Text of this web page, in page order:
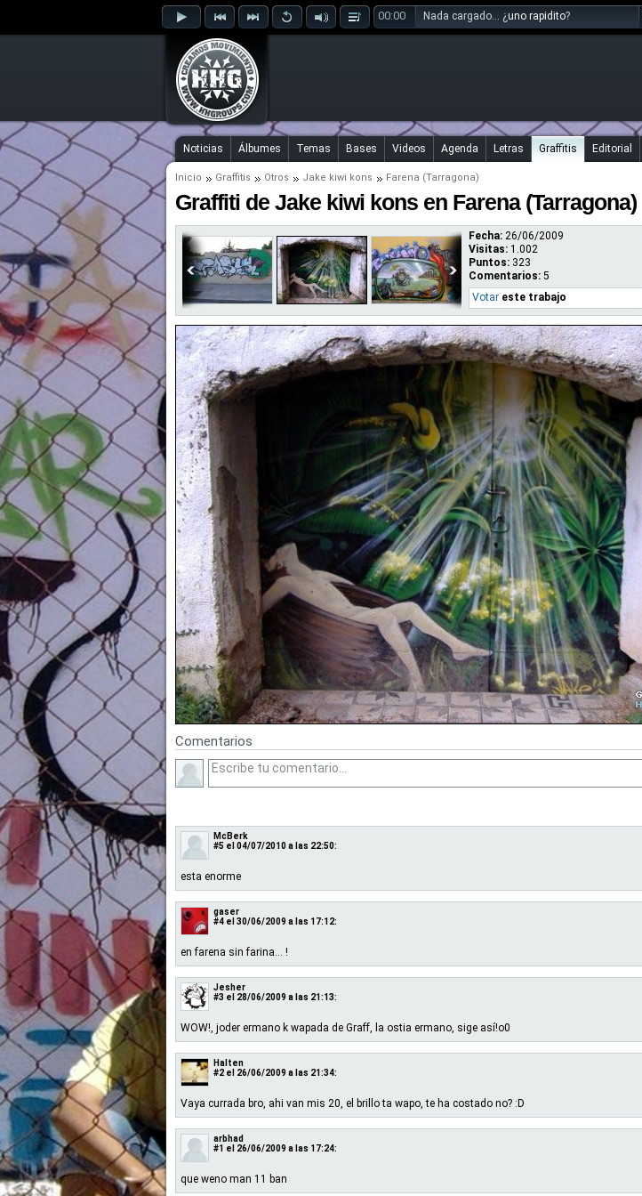
00:00 Nada cargado... ¿uno rapidito?
Noticias Álbumes Temas Bases Videos Agenda Letras Graffitis Editorial
Inicio Graffitis Otros Jake kiwi kons Farena (Tarragona)
Graffiti de Jake kiwi kons en Farena (Tarragona)
Fecha: 26/06/2009
Visitas: 1.002
Puntos: 323
Comentarios: 5
Votar este trabajo
Comentarios
McBerk
#5 el 04/07/2010 a las 22:50:
esta enorme
gaser
#4 el 30/06/2009 a las 17:12:
en farena sin farina… !
Jesher
#3 el 28/06/2009 a las 21:13:
WOW!, joder ermano k wapada de Graff, la ostia ermano, sige así!o0
Halten
#2 el 26/06/2009 a las 21:34:
Vaya currada bro, ahi van mis 20, el brillo ta wapo, te ha costado no? :D
arbhad
#1 el 26/06/2009 a las 17:24:
que weno man 11 ban